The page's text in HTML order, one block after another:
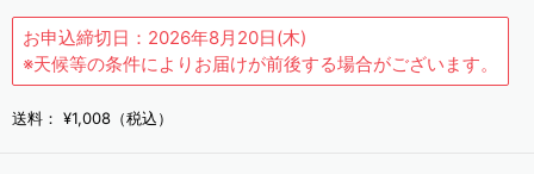
お申込締切日：2026年8月20日(木)
※天候等の条件によりお届けが前後する場合がございます。
送料： ¥1,008（税込）